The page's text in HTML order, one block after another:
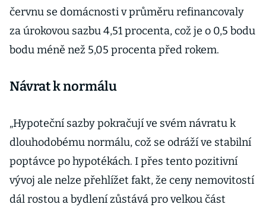
červnu se domácnosti v průměru refinancovaly
za úrokovou sazbu 4,51 procenta, což je o 0,5 bodu
bodu méně než 5,05 procenta před rokem.
Návrat k normálu
„Hypoteční sazby pokračují ve svém návratu k
dlouhodobému normálu, což se odráží ve stabilní
poptávce po hypotékách. I přes tento pozitivní
vývoj ale nelze přehlížet fakt, že ceny nemovitostí
dál rostou a bydlení zůstává pro velkou část